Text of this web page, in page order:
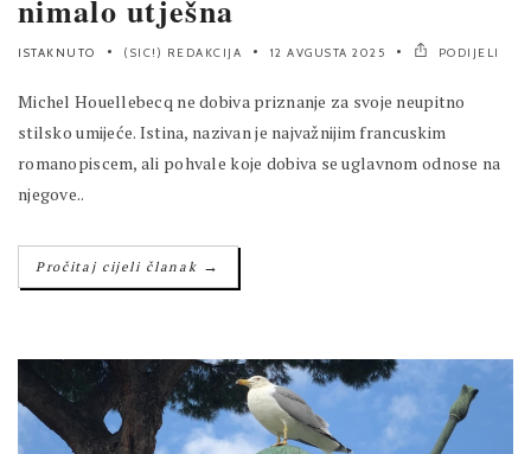
nimalo utješna
ISTAKNUTO (SIC!) REDAKCIJA 12 AVGUSTA 2025 PODIJELI
Michel Houellebecq ne dobiva priznanje za svoje neupitno
stilsko umijeće. Istina, nazivan je najvažnijim francuskim
romanopiscem, ali pohvale koje dobiva se uglavnom odnose na
njegove..
Pročitaj cijeli članak →